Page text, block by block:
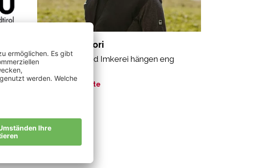
Tappeiner Flori
„Apfelanbau und Imkerei hängen eng
Meine Geschichte